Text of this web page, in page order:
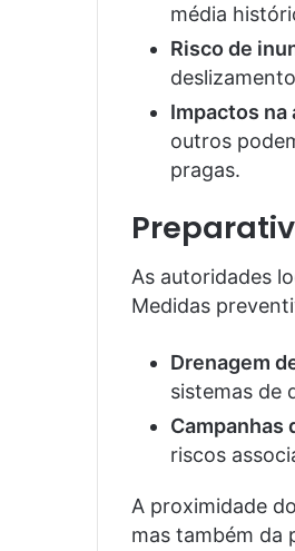
média
Risco de
Impactos
outros
pragas.
As autoridades
Medidas
Drenagem
sistemas de
Campanhas
riscos
A proximidade
mas também da